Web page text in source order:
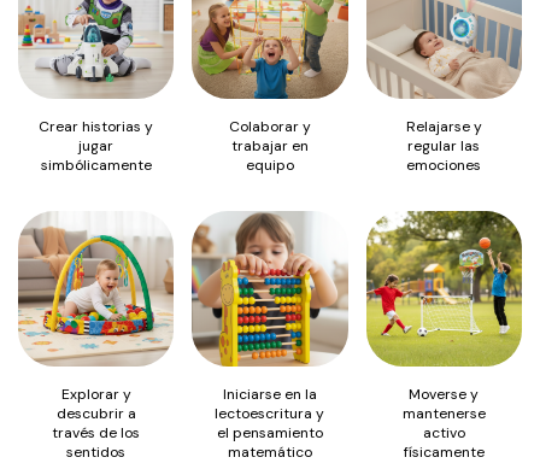
Crear historias y
jugar
simbólicamente
Colaborar y
trabajar en
equipo
Relajarse y
regular las
emociones
Explorar y
descubrir a
través de los
sentidos
Iniciarse en la
lectoescritura y
el pensamiento
matemático
Moverse y
mantenerse
activo
físicamente